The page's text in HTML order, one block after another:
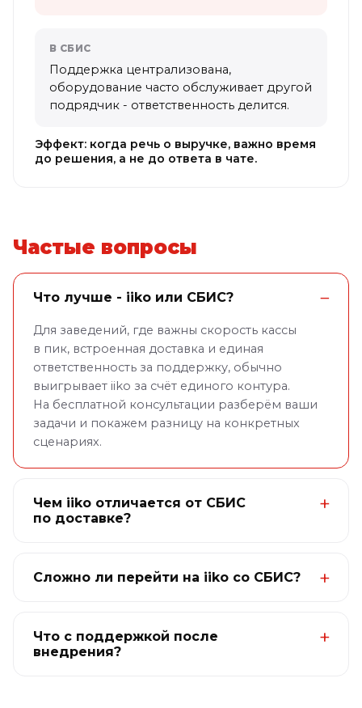
В СБИС
Поддержка централизована,
оборудование часто обслуживает другой
подрядчик - ответственность делится.
Эффект: когда речь о выручке, важно время
до решения, а не до ответа в чате.
Частые вопросы
Что лучше - iiko или СБИС?
Для заведений, где важны скорость кассы
в пик, встроенная доставка и единая
ответственность за поддержку, обычно
выигрывает iiko за счёт единого контура.
На бесплатной консультации разберём ваши
задачи и покажем разницу на конкретных
сценариях.
Чем iiko отличается от СБИС
по доставке?
Сложно ли перейти на iiko со СБИС?
Что с поддержкой после
внедрения?